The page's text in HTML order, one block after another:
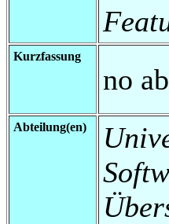
Kurzfassung
no
Abteilung(en)